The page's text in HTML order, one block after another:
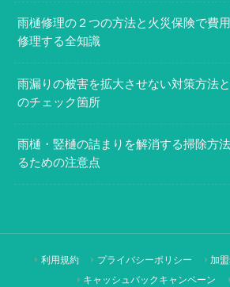
雨樋修理の２つの方法と火災保険で費
修理する全知識
雨漏りの被害を拡大させない対策方法
のチェック箇所
雨樋・竪樋の詰まりを解消する掃除方
るための注意点
利用規約 プライバシーポリシー 加
キャッシュバックキャンペーン